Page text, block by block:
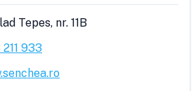
Tepes, nr. 11B
933